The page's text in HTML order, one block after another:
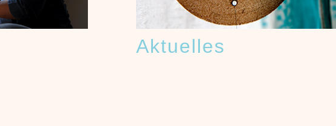
Aktuelles